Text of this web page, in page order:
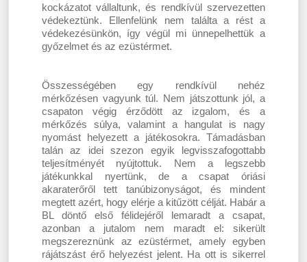
kockázatot vállaltunk, és rendkívül szervezetten
védekeztünk. Ellenfelünk nem találta a rést a
védekezésünkön, így végül mi ünnepelhettük a
győzelmet és az ezüstérmet.
Összességében egy rendkívül nehéz
mérkőzésen vagyunk túl. Nem játszottunk jól, a
csapaton végig érződött az izgalom, és a
mérkőzés súlya, valamint a hangulat is nagy
nyomást helyezett a játékosokra. Támadásban
talán az idei szezon egyik legvisszafogottabb
teljesítményét nyújtottuk. Nem a legszebb
játékunkkal nyertünk, de a csapat óriási
akaraterőről tett tanúbizonyságot, és mindent
megtett azért, hogy elérje a kitűzött célját. Habár a
BL döntő első félidejéről lemaradt a csapat,
azonban a jutalom nem maradt el: sikerült
megszereznünk az ezüstérmet, amely egyben
rájátszást érő helyezést jelent. Ha ott is sikerrel